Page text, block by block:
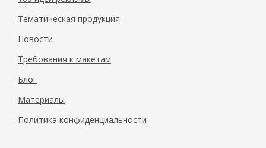
Тематическая продукция
Новости
Требования к макетам
Блог
Материалы
Политика конфиденциальности